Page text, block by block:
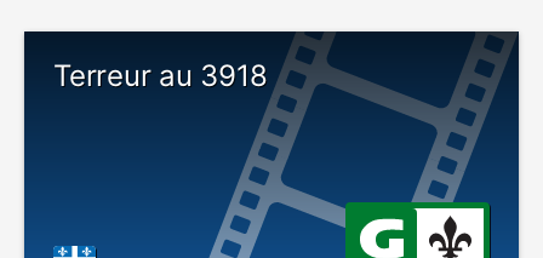
Terreur au 3918